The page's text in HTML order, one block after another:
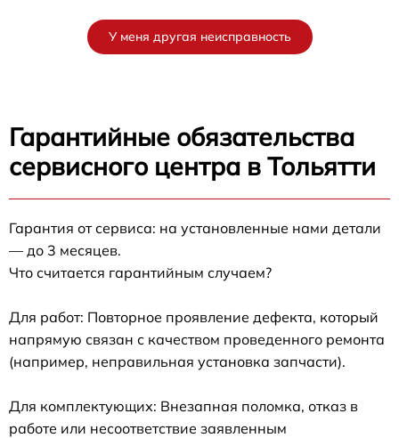
У меня другая неисправность
Гарантийные обязательства
сервисного центра в Тольятти
Гарантия от сервиса: на установленные нами детали
— до 3 месяцев.
Что считается гарантийным случаем?
Для работ: Повторное проявление дефекта, который
напрямую связан с качеством проведенного ремонта
(например, неправильная установка запчасти).
Для комплектующих: Внезапная поломка, отказ в
работе или несоответствие заявленным